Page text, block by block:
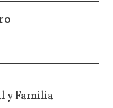
y Familia